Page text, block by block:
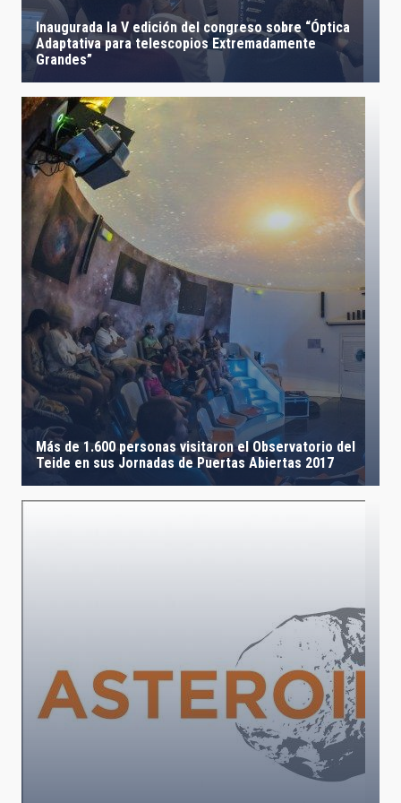
Inaugurada la V edición del congreso sobre “Óptica
Adaptativa para telescopios Extremadamente
Grandes”
Más de 1.600 personas visitaron el Observatorio del
Teide en sus Jornadas de Puertas Abiertas 2017